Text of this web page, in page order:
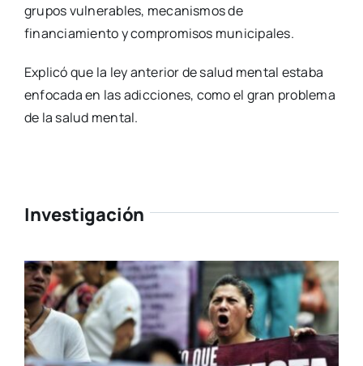
grupos vulnerables, mecanismos de
financiamiento y compromisos municipales.
Explicó que la ley anterior de salud mental estaba
enfocada en las adicciones, como el gran problema
de la salud mental.
Investigación